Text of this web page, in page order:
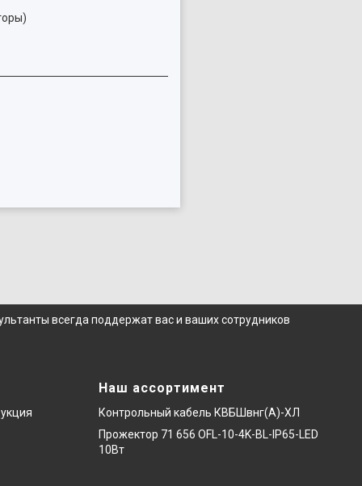
всегда поддержат вас и ваших сотрудников
Наш ассортимент
Контрольный кабель КВБШвнг(А)-ХЛ
Прожектор 71 656 OFL-10-4K-BL-IP65-LED
10Вт